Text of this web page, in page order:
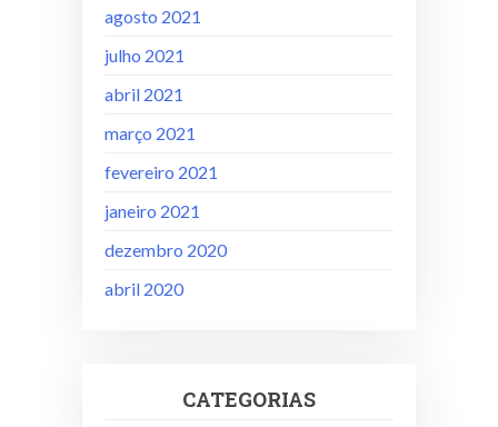
agosto 2021
julho 2021
abril 2021
março 2021
fevereiro 2021
janeiro 2021
dezembro 2020
abril 2020
CATEGORIAS